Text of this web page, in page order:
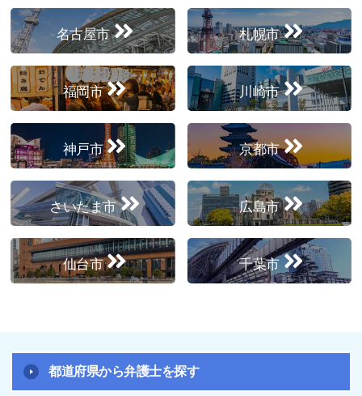
名古屋市 札幌市
福岡市 川崎市
神戸市 京都市
さいたま市 広島市
仙台市 千葉市
都道府県から弁護士を探す